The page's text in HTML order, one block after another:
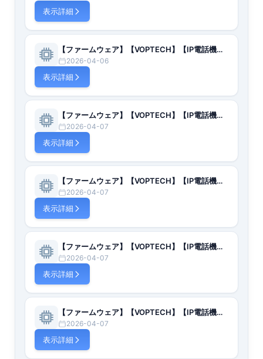
表示詳細
【ファームウェア】【VOPTECH】【IP電話機】S2P（2.4.0.5545）
2026-04-06
表示詳細
【ファームウェア】【VOPTECH】【IP電話機】S4（2.12.0.7275）
2026-04-07
表示詳細
【ファームウェア】【VOPTECH】【IP電話機】S4（2.14.0.7387）
2026-04-07
表示詳細
【ファームウェア】【VOPTECH】【IP電話機】S4（2.14.0.7388）
2026-04-07
表示詳細
【ファームウェア】【VOPTECH】【IP電話機】S4（2.14.0.7391）
2026-04-07
表示詳細